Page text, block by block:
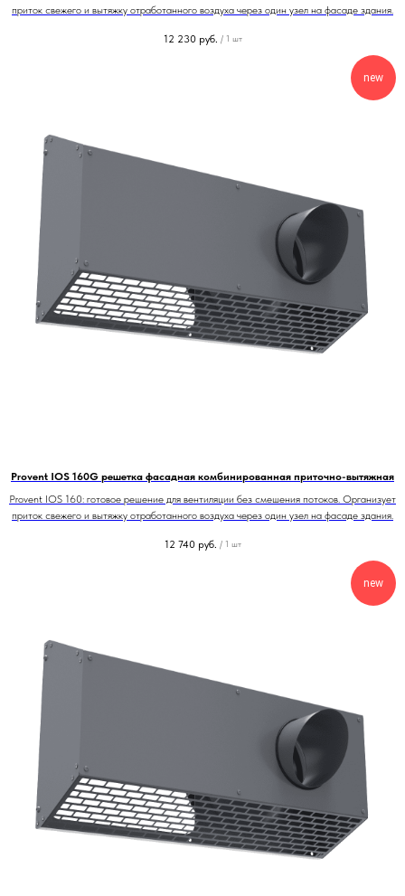
приток свежего и вытяжку отработанного воздуха через один узел на фасаде здания.
12 230 руб. / 1 шт
new
Provent IOS 160G решетка фасадная комбинированная приточно-вытяжная
Provent IOS 160: готовое решение для вентиляции без смешения потоков. Организует
приток свежего и вытяжку отработанного воздуха через один узел на фасаде здания.
12 740 руб. / 1 шт
new